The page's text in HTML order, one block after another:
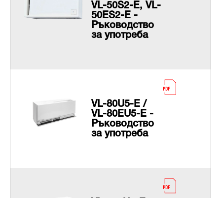
VL-50S2-E, VL-
50ES2-E -
Ръководство
за употреба
VL-80U5-E /
VL-80EU5-E -
Ръководство
за употреба